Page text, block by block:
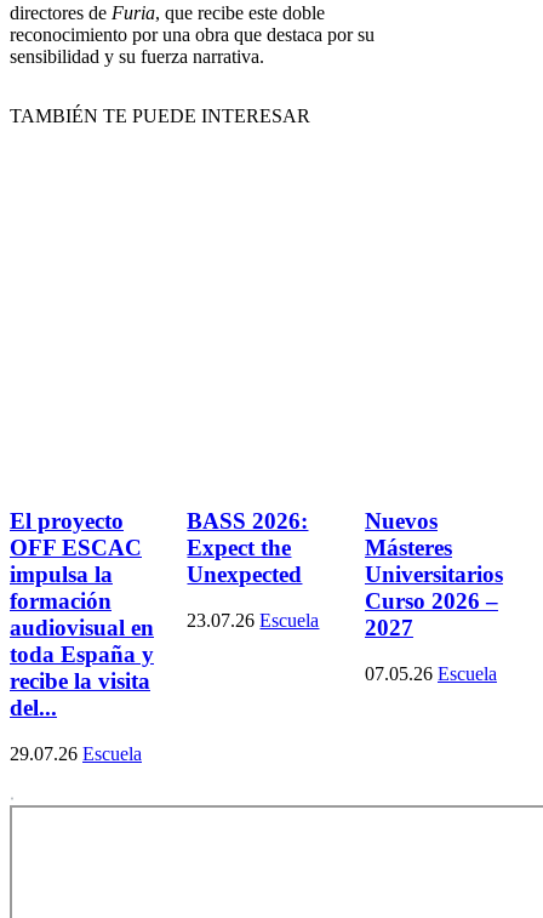
directores de Furia, que recibe este doble
reconocimiento por una obra que destaca por su
sensibilidad y su fuerza narrativa.
TAMBIÉN TE PUEDE INTERESAR
El proyecto
OFF ESCAC
impulsa la
formación
audiovisual en
toda España y
recibe la visita
del...
29.07.26 Escuela
BASS 2026:
Expect the
Unexpected
23.07.26 Escuela
Nuevos
Másteres
Universitarios
Curso 2026 –
2027
07.05.26 Escuela